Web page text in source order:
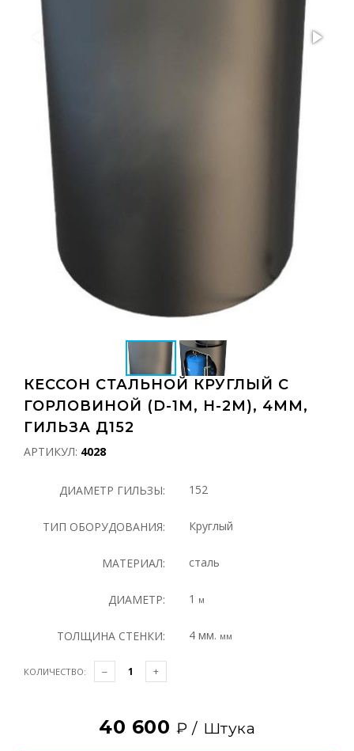
КЕССОН СТАЛЬНОЙ КРУГЛЫЙ С
ГОРЛОВИНОЙ (D-1М, H-2М), 4ММ,
ГИЛЬЗА Д152
АРТИКУЛ: 4028
ДИАМЕТР ГИЛЬЗЫ: 152
ТИП ОБОРУДОВАНИЯ: Круглый
МАТЕРИАЛ: сталь
ДИАМЕТР: 1 м
ТОЛЩИНА СТЕНКИ: 4 мм. мм
КОЛИЧЕСТВО:
40 600 ₽ / Штука